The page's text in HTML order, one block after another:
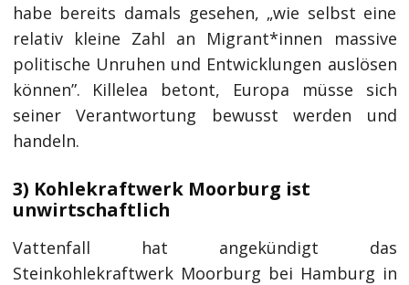
habe bereits damals gesehen, „wie selbst eine
relativ kleine Zahl an Migrant*innen massive
politische Unruhen und Entwicklungen auslösen
können”. Killelea betont, Europa müsse sich
seiner Verantwortung bewusst werden und
handeln.
3) Kohlekraftwerk Moorburg ist
unwirtschaftlich
Vattenfall hat angekündigt das
Steinkohlekraftwerk Moorburg bei Hamburg in